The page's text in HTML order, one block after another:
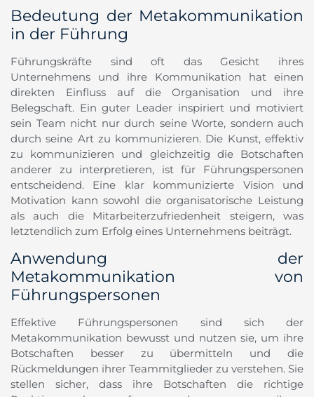
Bedeutung der Metakommunikation
in der Führung
Führungskräfte sind oft das Gesicht ihres
Unternehmens und ihre Kommunikation hat einen
direkten Einfluss auf die Organisation und ihre
Belegschaft. Ein guter Leader inspiriert und motiviert
sein Team nicht nur durch seine Worte, sondern auch
durch seine Art zu kommunizieren. Die Kunst, effektiv
zu kommunizieren und gleichzeitig die Botschaften
anderer zu interpretieren, ist für Führungspersonen
entscheidend. Eine klar kommunizierte Vision und
Motivation kann sowohl die organisatorische Leistung
als auch die Mitarbeiterzufriedenheit steigern, was
letztendlich zum Erfolg eines Unternehmens beiträgt.
Anwendung der
Metakommunikation von
Führungspersonen
Effektive Führungspersonen sind sich der
Metakommunikation bewusst und nutzen sie, um ihre
Botschaften besser zu übermitteln und die
Rückmeldungen ihrer Teammitglieder zu verstehen. Sie
stellen sicher, dass ihre Botschaften die richtige